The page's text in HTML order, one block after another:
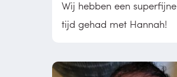
Wij hebben een superfijne
tijd gehad met Hannah!